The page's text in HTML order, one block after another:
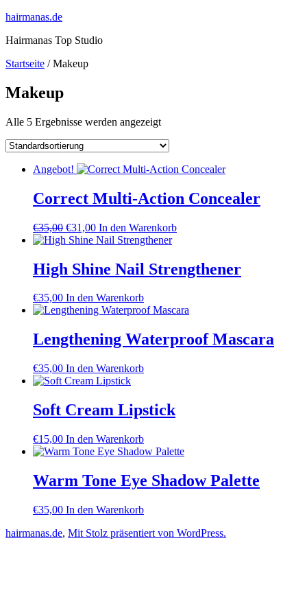
Zum
springen
hairmanas.de
Hairmanas Top Studio
Startseite / Makeup
Makeup
Alle 5 Ergebnisse werden angezeigt
Angebot!
Correct Multi-Action Concealer
€35,00 Ursprünglicher
Preis
€35,00
€31,00Aktueller
Preis
€31,00.
In den Warenkorb
High Shine Nail Strengthener
€35,00 In den Warenkorb
Lengthening Waterproof Mascara
€35,00 In den Warenkorb
Soft Cream Lipstick
€15,00 In den Warenkorb
Warm Tone Eye Shadow Palette
€35,00 In den Warenkorb
hairmanas.de, Mit Stolz präsentiert von WordPress.